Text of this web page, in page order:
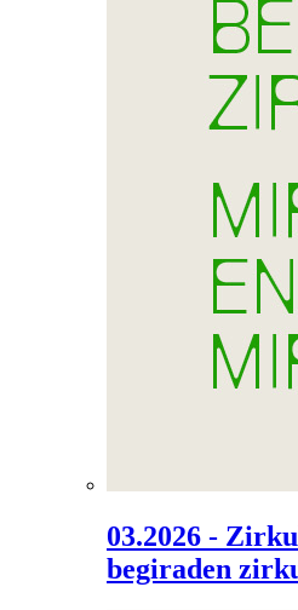
03.2026 -
begiraden